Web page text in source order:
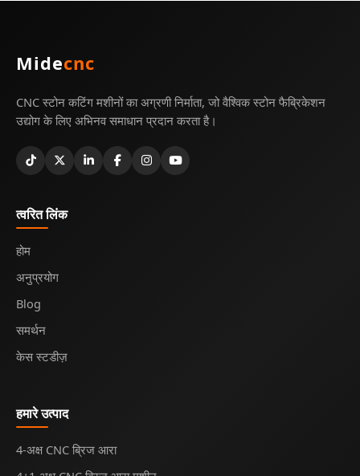
Midecnc
CNC स्टोन कटिंग मशीनों का अग्रणी निर्माता, जो वैश्विक स्टोन फैब्रिकेशन
उद्योग के लिए अभिनव समाधान प्रदान करता है।
त्वरित लिंक
होम
अनुप्रयोग
Blog
समर्थन
केस स्टडीज़
हमारे उत्पाद
4-अक्ष CNC ब्रिज आरा